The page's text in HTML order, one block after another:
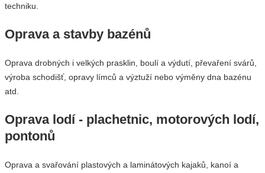
techniku.
Oprava a stavby bazénů
Oprava drobných i velkých prasklin, boulí a výdutí, převaření svárů,
výroba schodišť, opravy límců a výztuží nebo výměny dna bazénu
atd.
Oprava lodí - plachetnic, motorových lodí,
pontonů
Oprava a svařování plastových a laminátových kajaků, kanoí a